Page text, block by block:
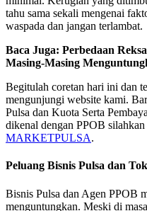
tahu sama sekali mengenai
waspada dan jangan terlambat.
Baca Juga: Perbedaan
Masing-Masing
Begitulah coretan hari ini dan
mengunjungi website kami.
Pulsa dan Kuota Serta
dikenal dengan PPOB
MARKETPULSA.
Peluang Bisnis Pulsa dan
Bisnis Pulsa dan Agen PPOB
menguntungkan. Meski di